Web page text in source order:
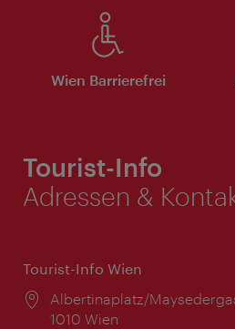
Wien Barrierefrei
Tourist-Info
Adressen &
Tourist-Info Wien
Ort:
Albertinaplatz/
1010 Wien